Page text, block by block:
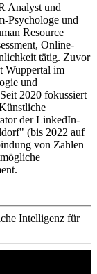
Analyst und
Psychologe und
Resource
Online-
tätig. Zuvor
Wuppertal im
und
2020 fokussiert
der LinkedIn-
(bis 2022 auf
von Zahlen
Intelligenz für